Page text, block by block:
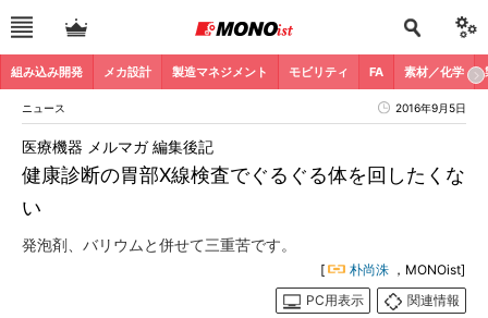
組み込み開発 メカ設計 製造マネジメント モビリティ FA 素材／化学
ニュース 2016年9月5日
健康診断の胃部X線検査でぐるぐる体を回したくな
い
医療機器 メルマガ 編集後記
発泡剤、バリウムと併せて三重苦です。
[ 朴尚洙 ，MONOist]
PC用表示
関連情報